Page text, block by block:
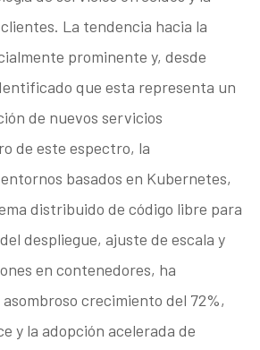
La tendencia hacia la
prominente y, desde
que esta representa un
de nuevos servicios
de este espectro, la
basados en Kubernetes,
distribuido de código libre para
despliegue, ajuste de escala y
en contenedores, ha
crecimiento del 72%,
y la adopción acelerada de